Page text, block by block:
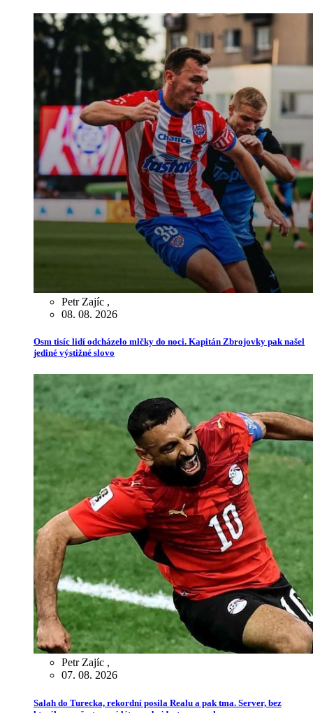
Petr Zajíc ,
08. 08. 2026
Osm tisíc lidí odcházelo mlčky do noci. Kapitán Zbrojovky pak našel
jediné výstižné slovo
Petr Zajíc ,
07. 08. 2026
Salah do Turecka, rekordní posila Realu a pak tma. Server, bez